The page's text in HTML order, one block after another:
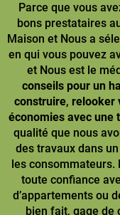
Parce que vous
bons prestataires
Maison et Nous a
en qui vous pouvez
et Nous est le
conseils pour un
construire, relooker
économies avec une
qualité que nous
des travaux dans
les consommateurs.
toute confiance
d’appartements ou
bien fait, gage de